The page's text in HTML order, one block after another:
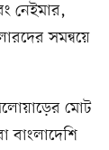
নেইমার,
সমন্বয়ে
মোট
বাংলাদেশি